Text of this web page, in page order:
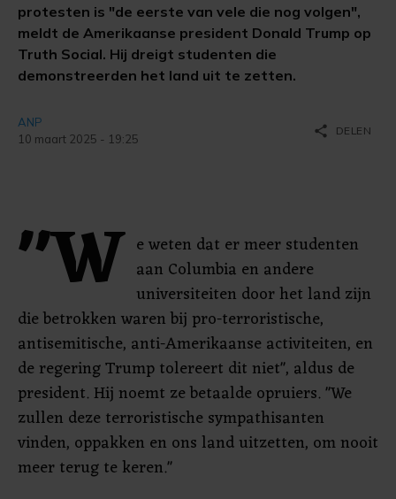
protesten is "de eerste van vele die nog volgen",
meldt de Amerikaanse president Donald Trump op
Truth Social. Hij dreigt studenten die
demonstreerden het land uit te zetten.
ANP
10 maart 2025 - 19:25
share DELEN
"W e weten dat er meer studenten
aan Columbia en andere
universiteiten door het land zijn
die betrokken waren bij pro-terroristische,
antisemitische, anti-Amerikaanse activiteiten, en
de regering Trump tolereert dit niet", aldus de
president. Hij noemt ze betaalde opruiers. "We
zullen deze terroristische sympathisanten
vinden, oppakken en ons land uitzetten, om nooit
meer terug te keren."